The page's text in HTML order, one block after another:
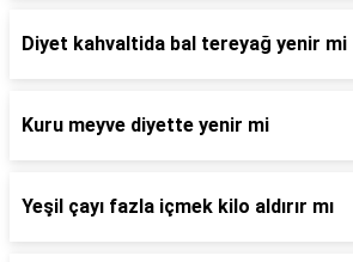
Diyet kahvaltida bal tereyağ yenir mi
Kuru meyve diyette yenir mi
Yeşil çayı fazla içmek kilo aldırır mı